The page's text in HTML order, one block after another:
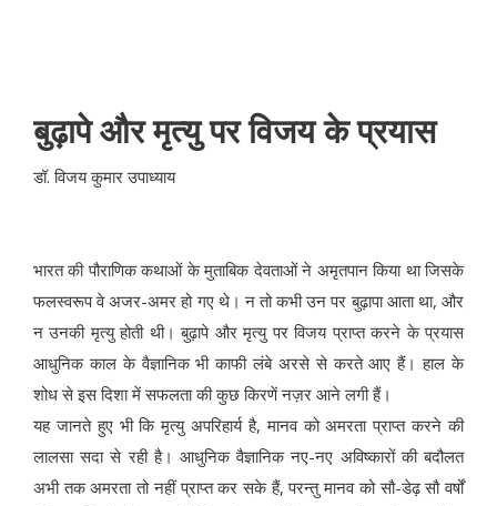
बुढ़ापे और मृत्यु पर विजय के प्रयास
डॉ. विजय कुमार उपाध्याय
भारत की पौराणिक कथाओं के मुताबिक देवताओं ने अमृतपान किया था जिसके
फलस्वरूप वे अजर-अमर हो गए थे। न तो कभी उन पर बुढ़ापा आता था, और
न उनकी मृत्यु होती थी। बुढ़ापे और मृत्यु पर विजय प्राप्त करने के प्रयास
आधुनिक काल के वैज्ञानिक भी काफी लंबे अरसे से करते आए हैं। हाल के
शोध से इस दिशा में सफलता की कुछ किरणें नज़र आने लगी हैं।
यह जानते हुए भी कि मृत्यु अपरिहार्य है, मानव को अमरता प्राप्त करने की
लालसा सदा से रही है। आधुनिक वैज्ञानिक नए-नए अविष्कारों की बदौलत
अभी तक अमरता तो नहीं प्राप्त कर सके हैं, परन्तु मानव को सौ-डेढ़ सौ वर्षों